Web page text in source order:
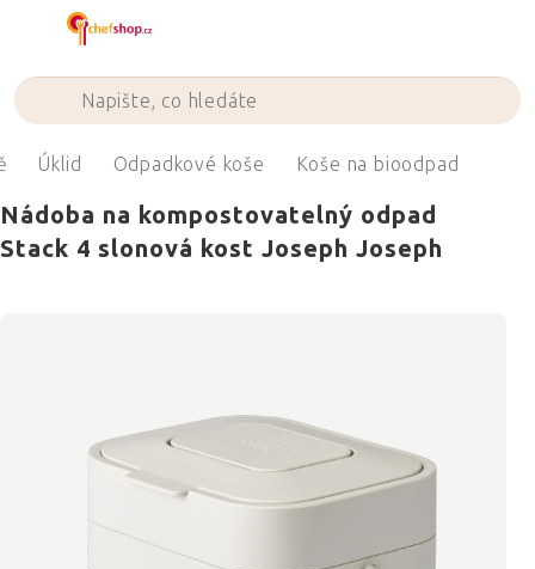
Úklid Odpadkové koše Koše na bioodpad
Nádoba na kompostovatelný odpad
Stack 4 slonová kost Joseph Joseph